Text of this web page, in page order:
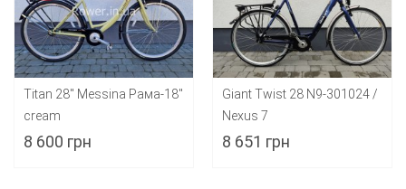
Titan 28" Messina Рама-18"
cream
8 600 грн
Giant Twist 28 N9-301024 /
Nexus 7
8 651 грн